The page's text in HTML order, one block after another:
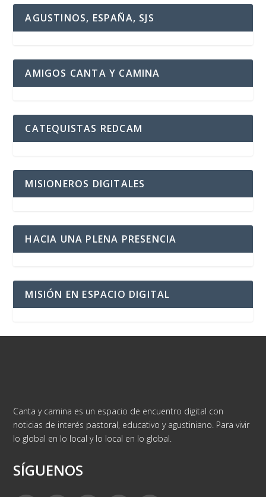
AGUSTINOS, ESPAÑA, SJS
AMIGOS CANTA Y CAMINA
CATEQUISTAS REDCAM
MISIONEROS DIGITALES
HACIA UNA PLENA PRESENCIA
MISIÓN EN ESPACIO DIGITAL
Canta y camina es un espacio de encuentro digital con
noticias de interés pastoral, educativo y agustiniano. Para vivir
lo global en lo local y lo local en lo global.
SÍGUENOS